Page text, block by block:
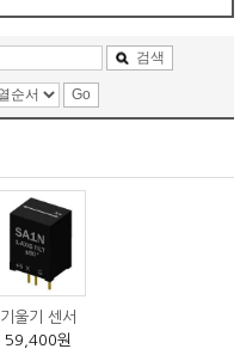
검색
기울기 센서
59,400원